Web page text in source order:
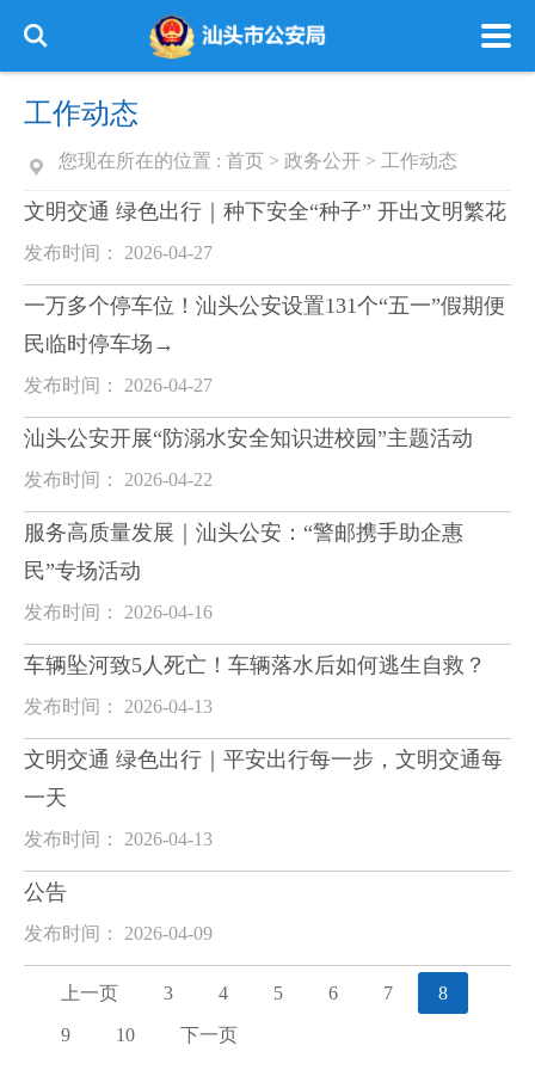
工作动态
您现在所在的位置 : 首页 > 政务公开 > 工作动态
文明交通 绿色出行｜种下安全“种子” 开出文明繁花
发布时间： 2026-04-27
一万多个停车位！汕头公安设置131个“五一”假期便
民临时停车场→
发布时间： 2026-04-27
汕头公安开展“防溺水安全知识进校园”主题活动
发布时间： 2026-04-22
服务高质量发展｜汕头公安：“警邮携手助企惠
民”专场活动
发布时间： 2026-04-16
车辆坠河致5人死亡！车辆落水后如何逃生自救？
发布时间： 2026-04-13
文明交通 绿色出行｜平安出行每一步，文明交通每
一天
发布时间： 2026-04-13
公告
发布时间： 2026-04-09
上一页 3 4 5 6 7 8
9 10 下一页